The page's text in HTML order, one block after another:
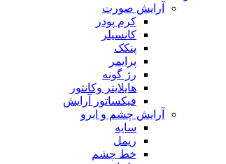
آرایش صورت
کرم پودر
کانسیلر
پنکک
پرایمر
رژ گونه
هایلایتر وکانتور
فیکساتور آرایش
آرایش چشم و ابرو
سایه
ریمل
خط چشم